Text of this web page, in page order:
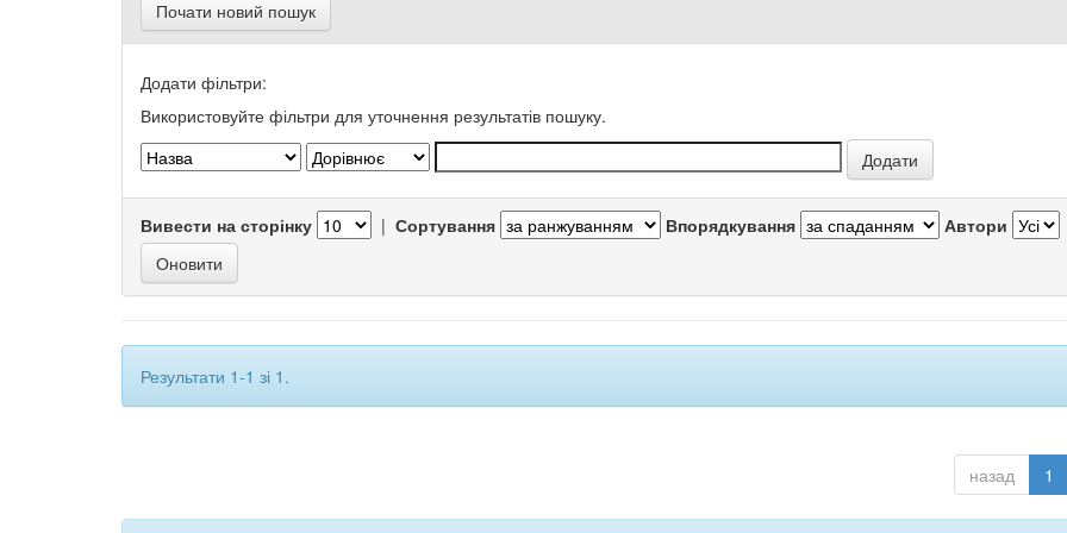
Почати новий пошук
Додати фільтри:
Використовуйте фільтри для уточнення результатів пошуку.
Вивести на сторінку | Сортування Впорядкування Автори
Результати 1-1 зі 1.
назад 1